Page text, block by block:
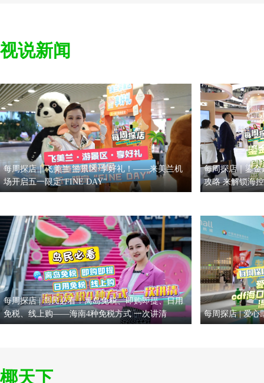
视说新闻
每周探店｜飞美兰·游景区·享好礼！——来美兰机
场开启五一限定“FINE DAY”
每周探店｜鎏
攻略 来解锁海
每周探店 | 岛民必看！离岛免税、即购即提、日用
免税、线上购——海南4种免税方式 一次讲清
每周探店 | 爱心
椰天下